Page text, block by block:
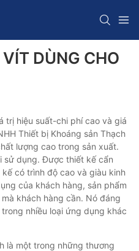
DÙNG CHO
trị hiệu suất-chi phí cao và giá
Thiết bị Khoáng sản Thạch
lượng cao trong sản xuất.
sử dụng. Được thiết kế cẩn
có trình độ cao và giàu kinh
của khách hàng, sản phẩm
khách hàng cần. Nó đáng
nhiều loại ứng dụng khác
là một trong những thương